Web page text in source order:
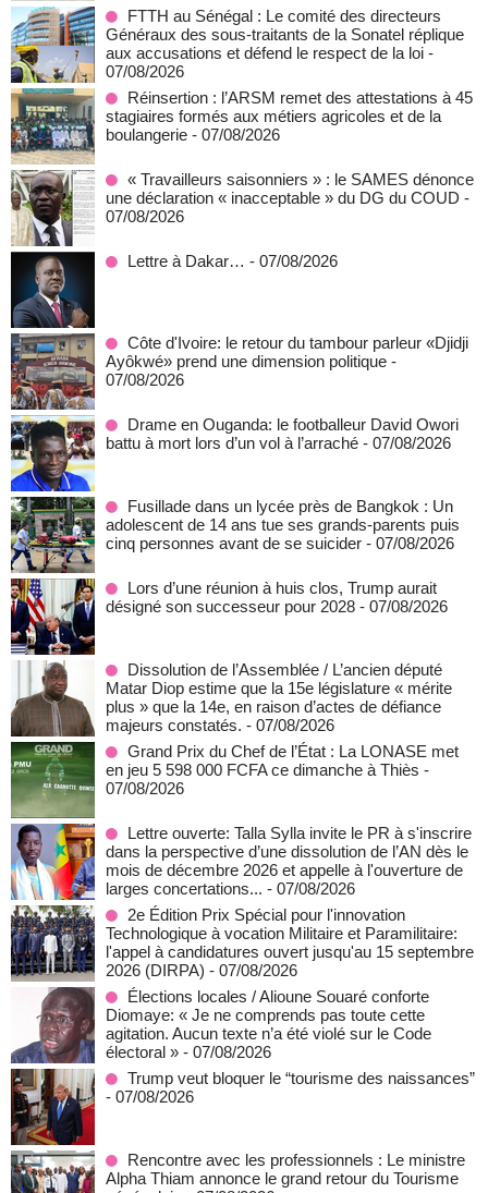
FTTH au Sénégal : Le comité des directeurs
Généraux des sous-traitants de la Sonatel réplique
aux accusations et défend le respect de la loi -
07/08/2026
Réinsertion : l’ARSM remet des attestations à 45
stagiaires formés aux métiers agricoles et de la
boulangerie - 07/08/2026
« Travailleurs saisonniers » : le SAMES dénonce
une déclaration « inacceptable » du DG du COUD -
07/08/2026
Lettre à Dakar… - 07/08/2026
Côte d'Ivoire: le retour du tambour parleur «Djidji
Ayôkwé» prend une dimension politique -
07/08/2026
Drame en Ouganda: le footballeur David Owori
battu à mort lors d’un vol à l’arraché - 07/08/2026
Fusillade dans un lycée près de Bangkok : Un
adolescent de 14 ans tue ses grands-parents puis
cinq personnes avant de se suicider - 07/08/2026
Lors d’une réunion à huis clos, Trump aurait
désigné son successeur pour 2028 - 07/08/2026
Dissolution de l’Assemblée / L’ancien député
Matar Diop estime que la 15e législature « mérite
plus » que la 14e, en raison d’actes de défiance
majeurs constatés. - 07/08/2026
Grand Prix du Chef de l’État : La LONASE met
en jeu 5 598 000 FCFA ce dimanche à Thiès -
07/08/2026
Lettre ouverte: Talla Sylla invite le PR à s'inscrire
dans la perspective d’une dissolution de l’AN dès le
mois de décembre 2026 et appelle à l'ouverture de
larges concertations... - 07/08/2026
2e Édition Prix Spécial pour l'innovation
Technologique à vocation Militaire et Paramilitaire:
l'appel à candidatures ouvert jusqu'au 15 septembre
2026 (DIRPA) - 07/08/2026
Élections locales / Alioune Souaré conforte
Diomaye: « Je ne comprends pas toute cette
agitation. Aucun texte n’a été violé sur le Code
électoral » - 07/08/2026
Trump veut bloquer le “tourisme des naissances”
- 07/08/2026
Rencontre avec les professionnels : Le ministre
Alpha Thiam annonce le grand retour du Tourisme